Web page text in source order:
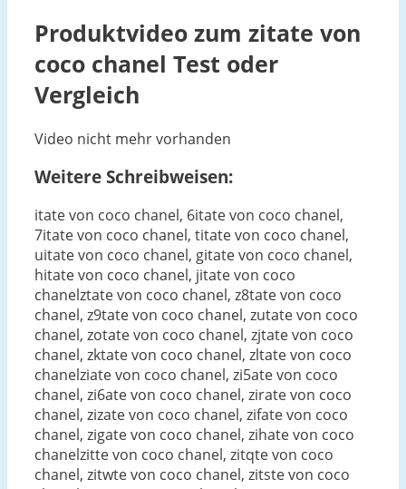
Produktvideo zum zitate von
coco chanel Test oder
Vergleich
Video nicht mehr vorhanden
Weitere Schreibweisen:
itate von coco chanel, 6itate von coco chanel,
7itate von coco chanel, titate von coco chanel,
uitate von coco chanel, gitate von coco chanel,
hitate von coco chanel, jitate von coco
chanelztate von coco chanel, z8tate von coco
chanel, z9tate von coco chanel, zutate von coco
chanel, zotate von coco chanel, zjtate von coco
chanel, zktate von coco chanel, zltate von coco
chanelziate von coco chanel, zi5ate von coco
chanel, zi6ate von coco chanel, zirate von coco
chanel, zizate von coco chanel, zifate von coco
chanel, zigate von coco chanel, zihate von coco
chanelzitte von coco chanel, zitqte von coco
chanel, zitwte von coco chanel, zitste von coco